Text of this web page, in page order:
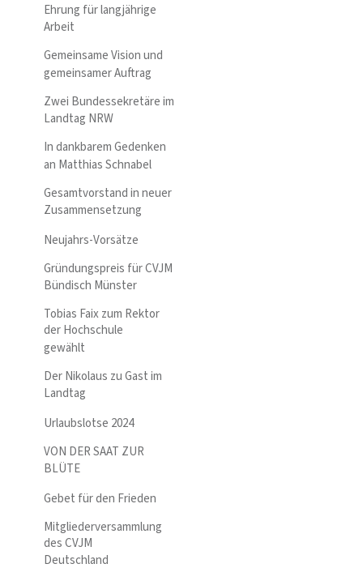
Ehrung für langjährige
Arbeit
Gemeinsame Vision und
gemeinsamer Auftrag
Zwei Bundessekretäre im
Landtag NRW
In dankbarem Gedenken
an Matthias Schnabel
Gesamtvorstand in neuer
Zusammensetzung
Neujahrs-Vorsätze
Gründungspreis für CVJM
Bündisch Münster
Tobias Faix zum Rektor
der Hochschule
gewählt
Der Nikolaus zu Gast im
Landtag
Urlaubslotse 2024
VON DER SAAT ZUR
BLÜTE
Gebet für den Frieden
Mitgliederversammlung
des CVJM
Deutschland